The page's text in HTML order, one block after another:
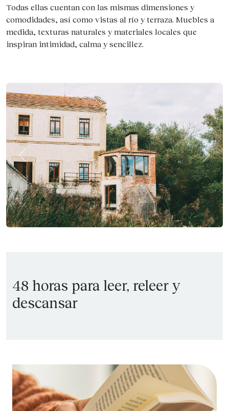
Todas ellas cuentan con las mismas dimensiones y
comodidades, así como vistas al río y terraza. Muebles a
medida, texturas naturales y materiales locales que
inspiran intimidad, calma y sencillez.
Previous Next
48 horas para leer, releer y
descansar